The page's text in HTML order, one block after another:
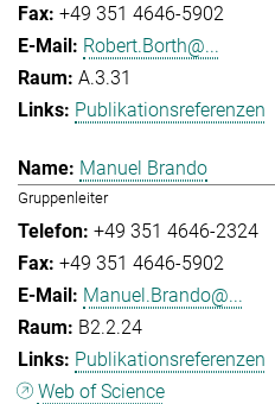
+49 351 4646-5902
Robert.Borth@...
A.3.31
Publikationsreferenzen
Manuel Brando
Gruppenleiter
+49 351 4646-2324
+49 351 4646-5902
Manuel.Brando@...
B2.2.24
Publikationsreferenzen
Web of Science